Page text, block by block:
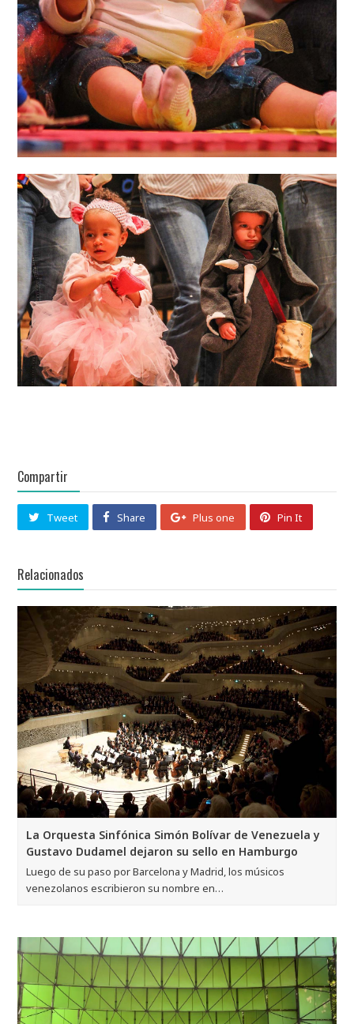
Compartir
Tweet Share Plus one Pin It
Relacionados
La Orquesta Sinfónica Simón Bolívar de Venezuela y
Gustavo Dudamel dejaron su sello en Hamburgo
Luego de su paso por Barcelona y Madrid, los músicos
venezolanos escribieron su nombre en…